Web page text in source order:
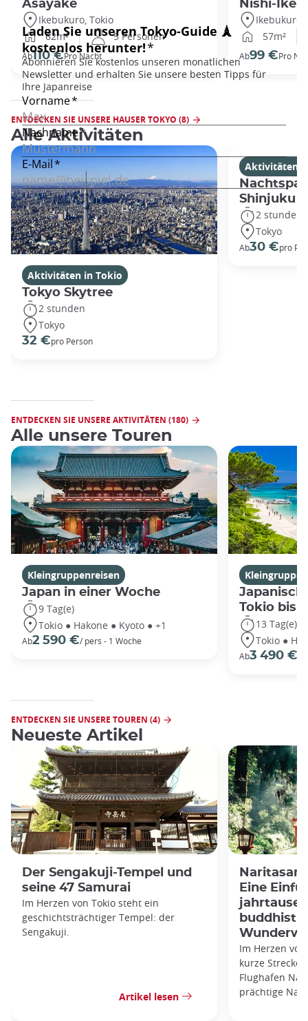
Asayake
Ikebukuro, Tokio
62m²
5 Personen
Ab110 €Pro Nacht
Nishi-
Ikebukuro,
57m²
Ab99 €Pro
ENTDECKEN SIE UNSERE HAUSER TOKYO (8)
Alle Aktivitäten
Aktivitäten in Tokio
Tokyo Skytree
2 stunden
Tokyo
32 €pro Person
Aktivitäten
Shinjuku
2 stunden
Tokyo
Ab30 €pro
ENTDECKEN SIE UNSERE AKTIVITÄTEN (180)
Alle unsere Touren
Kleingruppenreisen
Japan in einer Woche
9 Tag(e)
Tokio ● Hakone ● Kyoto ● +1
Ab2 590 €/ pers - 1 Woche
Tokio bis
13 Tag(e)
Tokio ●
Ab3 490 €
ENTDECKEN SIE UNSERE TOUREN (4)
Neueste Artikel
Der Sengakuji-Tempel und
seine 47 Samurai
Im Herzen von Tokio steht ein
geschichtsträchtiger Tempel: der
Sengakuji.
Artikel lesen
Naritasan
Eine
Im Herzen
kurze Strecke
Flughafen
prächtige